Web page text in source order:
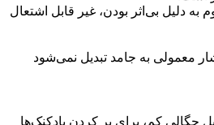
به دلیل بی‌اثر بودن، غیر قابل اشتعال
معمولی به جامد تبدیل نمی‌شود
چگالی کم، برای پر کردن بادکنک‌ها